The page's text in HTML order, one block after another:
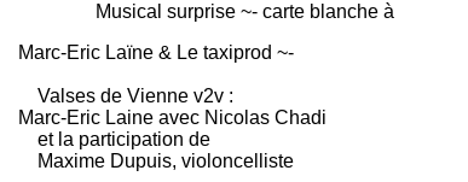
Musical surprise ~- carte blanche à
Marc-Eric Laïne & Le taxiprod ~-
Valses de Vienne v2v :
Marc-Eric Laine avec Nicolas Chadi
et la participation de
Maxime Dupuis, violoncelliste